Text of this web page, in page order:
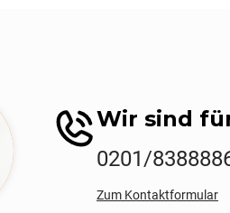
Wir sind
0201/
Zum Kontaktformular